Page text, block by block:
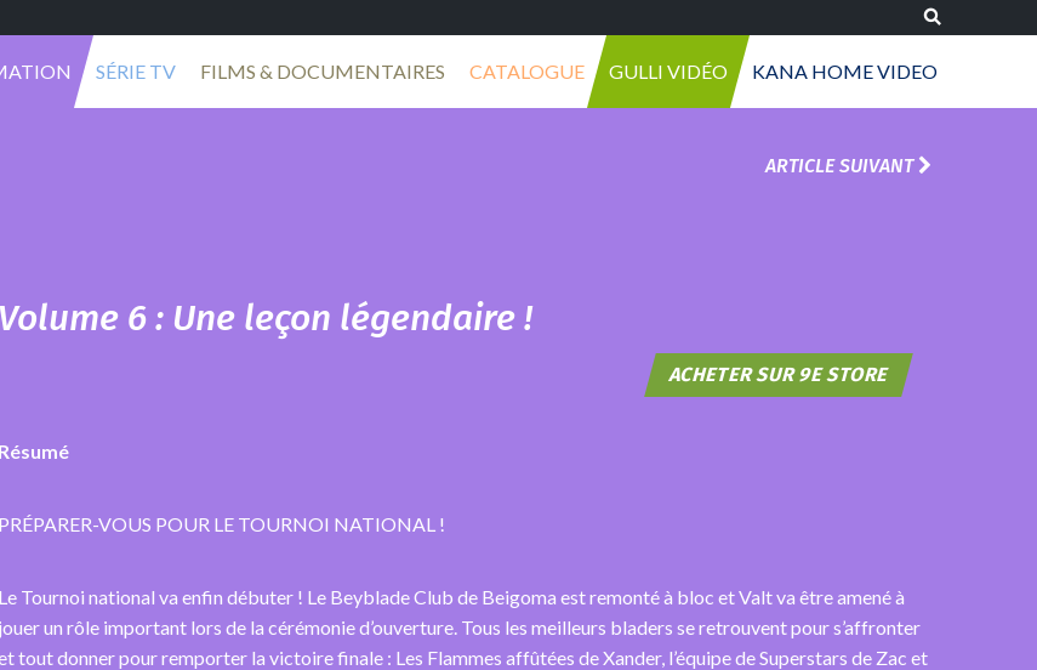
SÉRIE TV FILMS & DOCUMENTAIRES CATALOGUE GULLI VIDÉO KANA HOME VIDEO
ARTICLE SUIVANT
Volume 6 : Une leçon légendaire !
ACHETER SUR 9E STORE
Résumé
PRÉPARER-VOUS POUR LE TOURNOI NATIONAL !
Le Tournoi national va enfin débuter ! Le Beyblade Club de Beigoma est remonté à bloc et Valt va être amené à
jouer un rôle important lors de la cérémonie d’ouverture. Tous les meilleurs bladers se retrouvent pour s’affronter
tout donner pour remporter la victoire finale : Les Flammes affûtées de Xander, l’équipe de Superstars de Zac et